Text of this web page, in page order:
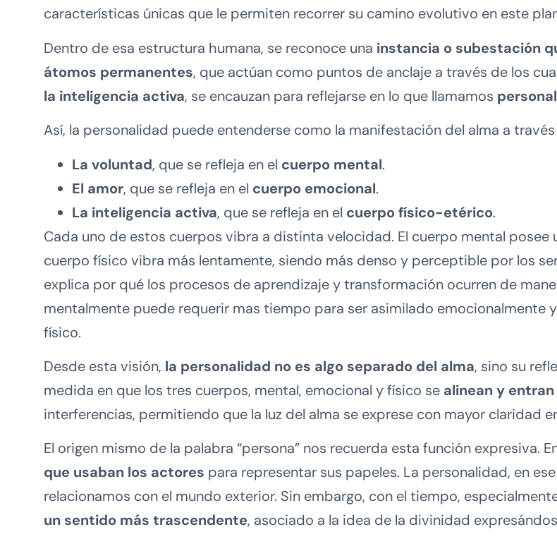
características únicas que le permiten recorrer su camino evolutivo en este
Dentro de esa estructura humana, se reconoce una instancia o subestación
átomos permanentes, que actúan como puntos de anclaje a través de los
la inteligencia activa, se encauzan para reflejarse en lo que llamamos
Así, la personalidad puede entenderse como la manifestación del alma a
La voluntad, que se refleja en el cuerpo mental.
El amor, que se refleja en el cuerpo emocional.
La inteligencia activa, que se refleja en el cuerpo físico-etérico.
Cada uno de estos cuerpos vibra a distinta velocidad. El cuerpo mental
cuerpo físico vibra más lentamente, siendo más denso y perceptible por los
explica por qué los procesos de aprendizaje y transformación ocurren de
mentalmente puede requerir mas tiempo para ser asimilado emocionalmente
físico.
Desde esta visión, la personalidad no es algo separado del alma, sino su
medida en que los tres cuerpos, mental, emocional y físico se alinean y
interferencias, permitiendo que la luz del alma se exprese con mayor claridad
El origen mismo de la palabra “persona” nos recuerda esta función expresiva.
que usaban los actores para representar sus papeles. La personalidad, en
relacionamos con el mundo exterior. Sin embargo, con el tiempo,
un sentido más trascendente, asociado a la idea de la divinidad